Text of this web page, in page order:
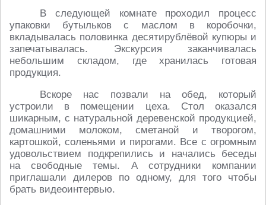
В следующей комнате проходил процесс
упаковки бутыльков с маслом в коробочки,
вкладывалась половинка десятирублёвой купюры и
запечатывалась. Экскурсия заканчивалась
небольшим складом, где хранилась готовая
продукция.
Вскоре нас позвали на обед, который
устроили в помещении цеха. Стол оказался
шикарным, с натуральной деревенской продукцией,
домашними молоком, сметаной и творогом,
картошкой, соленьями и пирогами. Все с огромным
удовольствием подкрепились и начались беседы
на свободные темы. А сотрудники компании
приглашали дилеров по одному, для того чтобы
брать видеоинтервью.